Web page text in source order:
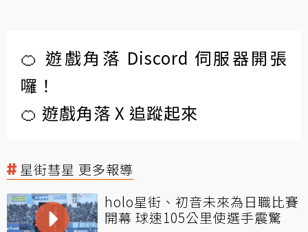
🍊 遊戲角落 Discord 伺服器開張
囉！
🍊 遊戲角落 X 追蹤起來
星街彗星 更多報導
holo星街、初音未來為日職比賽
開幕 球速105公里使選手震驚